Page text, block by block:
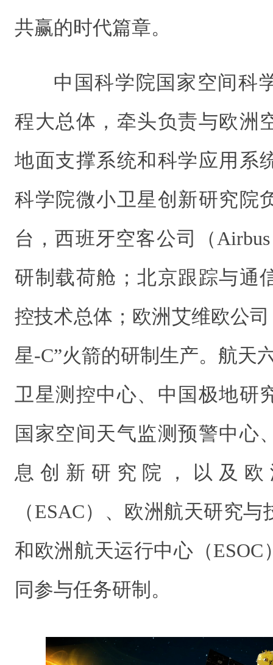
共赢的时代篇章。
中国科学院国家空间科
程大总体，牵头负责与欧洲
地面支撑系统和科学应用系
科学院微小卫星创新研究院
台，西班牙空客公司（
研制载荷舱；北京跟踪与通
控技术总体；欧洲艾维欧公
星-C”火箭的研制生产。航天
卫星测控中心、中国极地研
国家空间天气监测预警中心
息创新研究院，以及
（ESAC）、欧洲航天研究
和欧洲航天运行中心（
同参与任务研制。